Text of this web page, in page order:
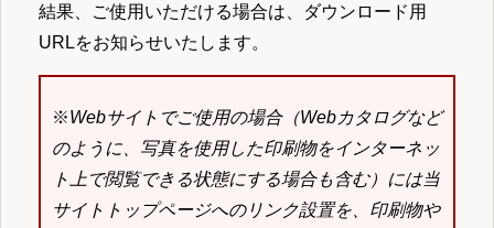
結果、ご使用いただける場合は、ダウンロード用
URLをお知らせいたします。
※Webサイトでご使用の場合（Webカタログなど
のように、写真を使用した印刷物をインターネッ
ト上で閲覧できる状態にする場合も含む）には当
サイトトップページへのリンク設置を、印刷物や